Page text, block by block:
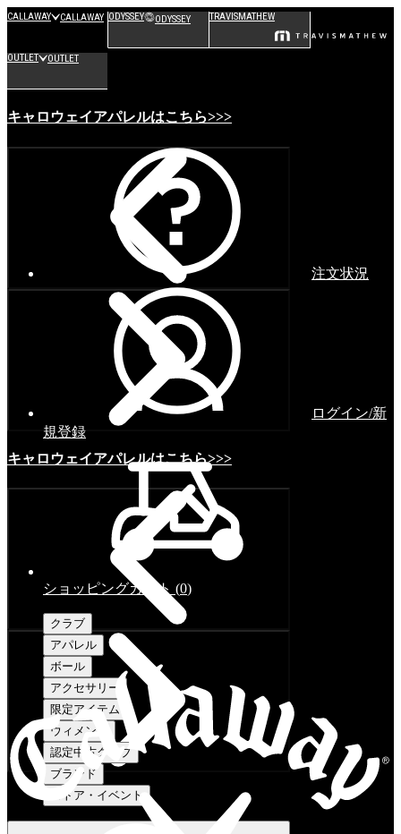
CALLAWAY CALLAWAY ODYSSEY ODYSSEY TRAVISMATHEW
OUTLET OUTLET
キャロウェイアパレルはこちら>>>
キャロウェイアパレルはこちら>>>
注文状況
ログイン/新
規登録
ショッピングカート (0)
クラブ
アパレル
ボール
アクセサリー
限定アイテム
ウィメンズ
認定中古クラブ
ブランド
ストア・イベント